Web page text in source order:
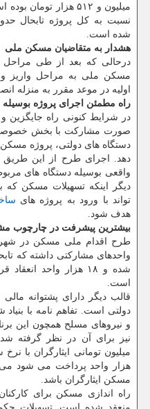
میلیون و ۵۱۲ هزار
نسبت به کل پروژه تابحال
شده است.
هشدار به متقاضیان مسکن ملی
درحالی که بعد از طی مراحل
مسکن ملی به مراحل واریز
اولیه در موعد مقرر به منزله
راه مطمئن اجرای پروژه
در شرایط کنونی راه جایگزین
صورت مشارکت با بخش خصوصی
دستگاه های دولتی، پروژه
دهد. اجرای طرح از این طریق
واقعی بوسیله دستگاه های
دیگر اینکه تسهیلات مسکن که
تواند با ورود به پروژه های
هدف شود.
بیشترین پیشرفت در چارچوب
طرح اقدام ملی مسکن در
شده و ۱۸ هزار واحد
است.
قالب دیگر دارای پشتوانه
دولتی است. تفاهم نامه با
و نیروهای مسلح همچون این
هزار واحد پرداخت می شود می
مسکن ایثارگران باشد.
راه اندازی مسکن برای